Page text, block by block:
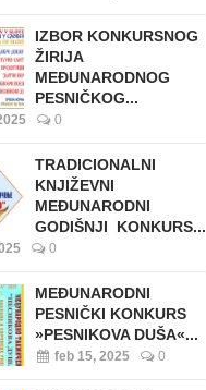
IZBOR KONKURSNOG
ŽIRIJA
MEĐUNARODNOG
PESNIČKOG...
0
TRADICIONALNI
KNJIŽEVNI
MEĐUNARODNI
GODIŠNJI KONKURS...
0
MEĐUNARODNI
PESNIČKI KONKURS
»PESNIKOVA DUŠA«...
feb 15, 2025 0